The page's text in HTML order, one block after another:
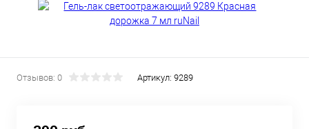
Отзывов: 0 Артикул: 9289